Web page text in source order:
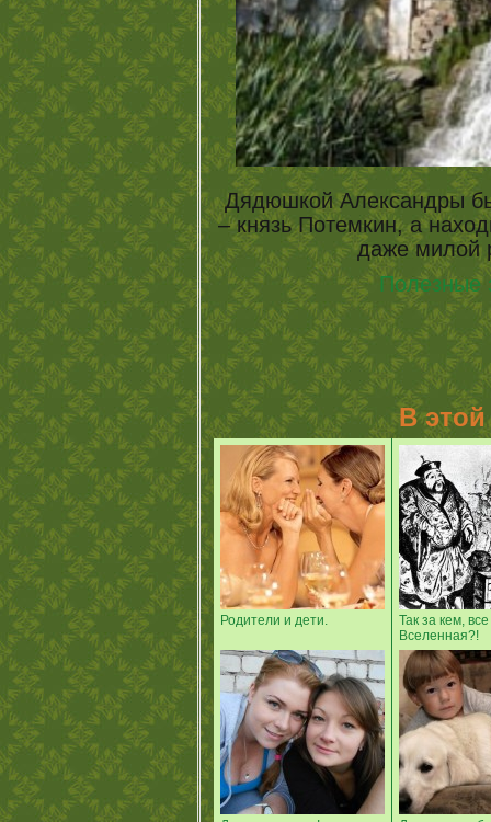
Дядюшкой Александры
– князь Потемкин, а
даже
Полезные
В
Родители и дети.
Так за кем,
Вселенная?!